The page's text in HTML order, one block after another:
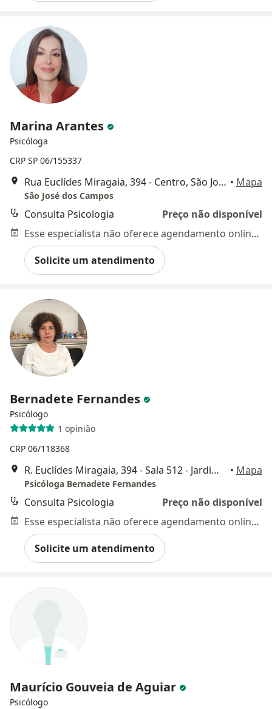
Marina Arantes
Psicóloga
CRP SP 06/155337
Rua Euclídes Miragaia, 394 - Centro, São José dos Campos • Mapa
Sâo José dos Campos
Consulta Psicologia
Preço não disponível
Esse especialista não oferece agendamento online para esse endereço.
Solicite um atendimento
Bernadete Fernandes
Psicólogo
1 opinião
CRP 06/118368
R. Euclídes Miragaia, 394 - Sala 512 - Jardim Vale Paraiso, São José dos Campos • Mapa
Psicóloga Bernadete Fernandes
Consulta Psicologia
Preço não disponível
Esse especialista não oferece agendamento online para esse endereço.
Solicite um atendimento
Maurício Gouveia de Aguiar
Psicólogo